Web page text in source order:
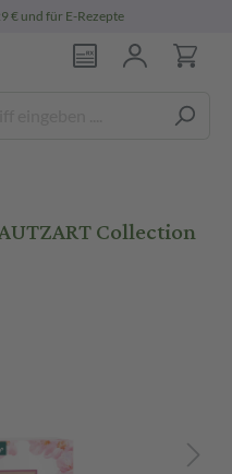
€ und für E-Rezepte
Collection